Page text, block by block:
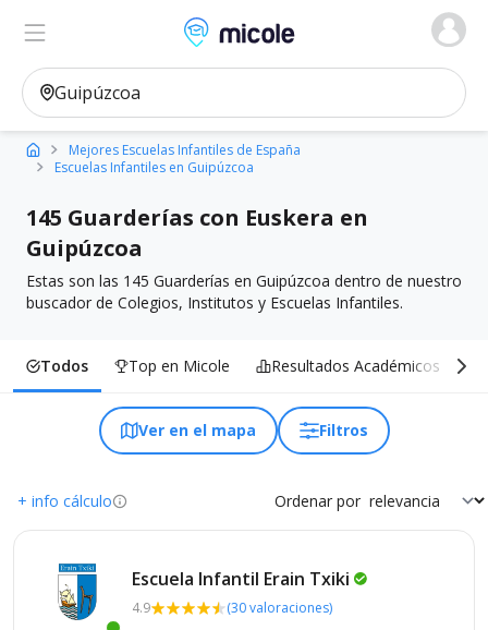
Micole, buscador de colegios
Ver en el mapa
Mejores Escuelas Infantiles de España
Escuelas Infantiles en Guipúzcoa
145 Guarderías con Euskera en
Guipúzcoa
Estas son las 145 Guarderías en Guipúzcoa dentro de nuestro
buscador de Colegios, Institutos y Escuelas Infantiles.
Todos Top en Micole Resultados Académicos
Ver en el mapa Filtros
+ info cálculo Ordenar por
Escuela Infantil Erain Txiki
4.9 (30 valoraciones)